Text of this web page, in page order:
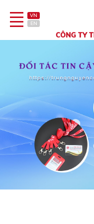
VN
EN
Bút
Bật lửa
Đồ sứ quà tặng
Bình/ca giữ nhiệt
Dây đeo & Phụ kiện